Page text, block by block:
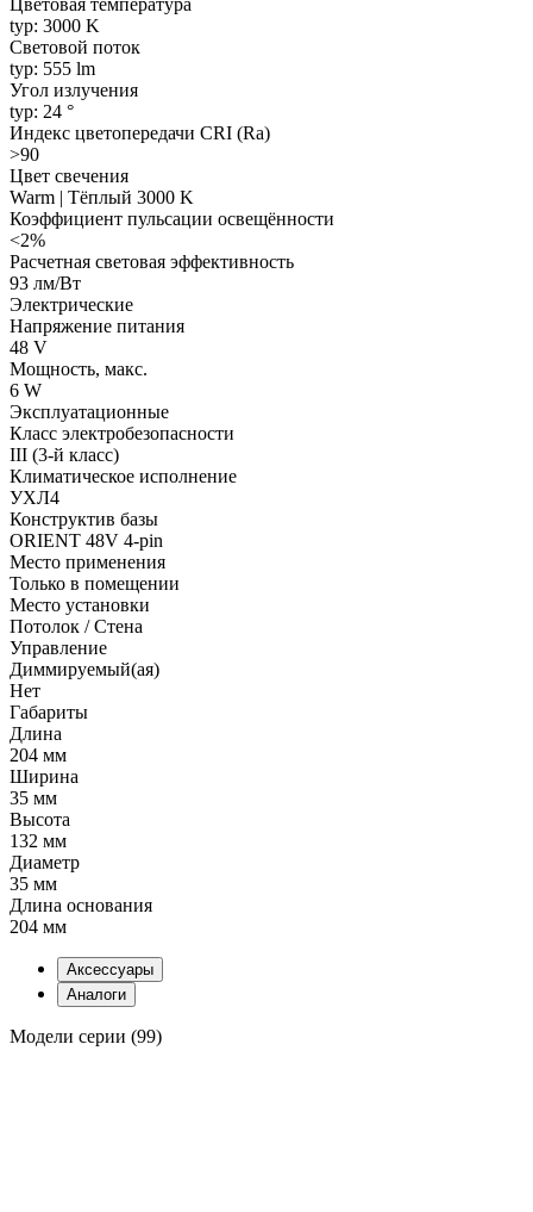
typ: 3000 K
Световой поток
typ: 555 lm
Угол излучения
typ: 24 °
Индекс цветопередачи CRI (Ra)
>90
Цвет свечения
Warm | Тёплый 3000 K
Коэффициент пульсации освещённости
<2%
Расчетная световая эффективность
93 лм/Вт
Электрические
Напряжение питания
48 V
Мощность, макс.
6 W
Эксплуатационные
Класс электробезопасности
III (3-й класс)
Климатическое исполнение
УХЛ4
Конструктив базы
ORIENT 48V 4-pin
Место применения
Только в помещении
Место установки
Потолок / Cтена
Управление
Диммируемый(ая)
Нет
Габариты
Длина
204 мм
Ширина
35 мм
Высота
132 мм
Диаметр
35 мм
Длина основания
204 мм
Аксессуары
Аналоги
Модели серии (99)